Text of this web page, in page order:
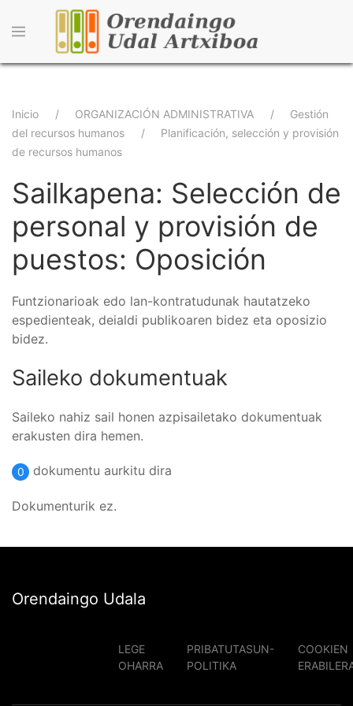
contenido
principal
Sobrescribir
enlaces
ayuda
a
la
navegación
Inicio ORGANIZACIÓN ADMINISTRATIVA
Gestión
del recursos humanos
Planificación, selección y provisión
de recursos humanos
Sailkapena: Selección de
personal y provisión de
puestos: Oposición
Funtzionarioak edo lan-kontratudunak hautatzeko
espedienteak, deialdi publikoaren bidez eta oposizio
bidez.
Saileko dokumentuak
Saileko nahiz sail honen azpisailetako dokumentuak
erakusten dira hemen.
0 dokumentu aurkitu dira
Dokumenturik ez.
Orendaingo Udala
LEGE
OHARRA
PRIBATUTASUN-
POLITIKA
COOKIEN